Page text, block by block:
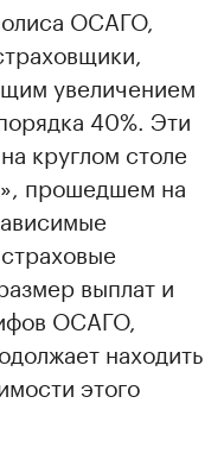
ОСАГО,
увеличением
40%. Эти
круглом столе
прошедшем на
выплат и
ОСАГО,
находить
этого